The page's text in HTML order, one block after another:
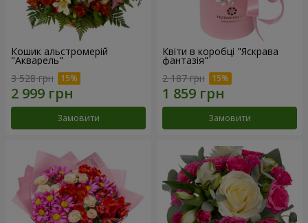
Кошик альстромерій
"Акварель"
3 528 грн
Замовити
Квіти в коробці "Яскрава
фантазія"
2 187 грн
Замовити